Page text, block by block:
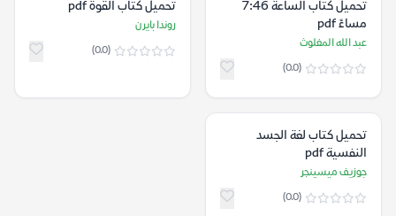
تحميل كتاب الساعة 7:46
مساءً pdf
عبد الله المغلوث
(0.0)
تحميل كتاب القوة pdf
روندا بايرن
(0.0)
تحميل كتاب لغة الجسد
النفسية pdf
جوزيف ميسينجر
(0.0)